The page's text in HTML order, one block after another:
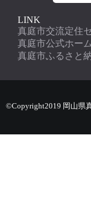
LINK
真庭市交流定住
真庭市公式ホー
真庭市ふるさと
©Copyright2019 岡山県